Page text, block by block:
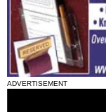
ADVERTISEMENT